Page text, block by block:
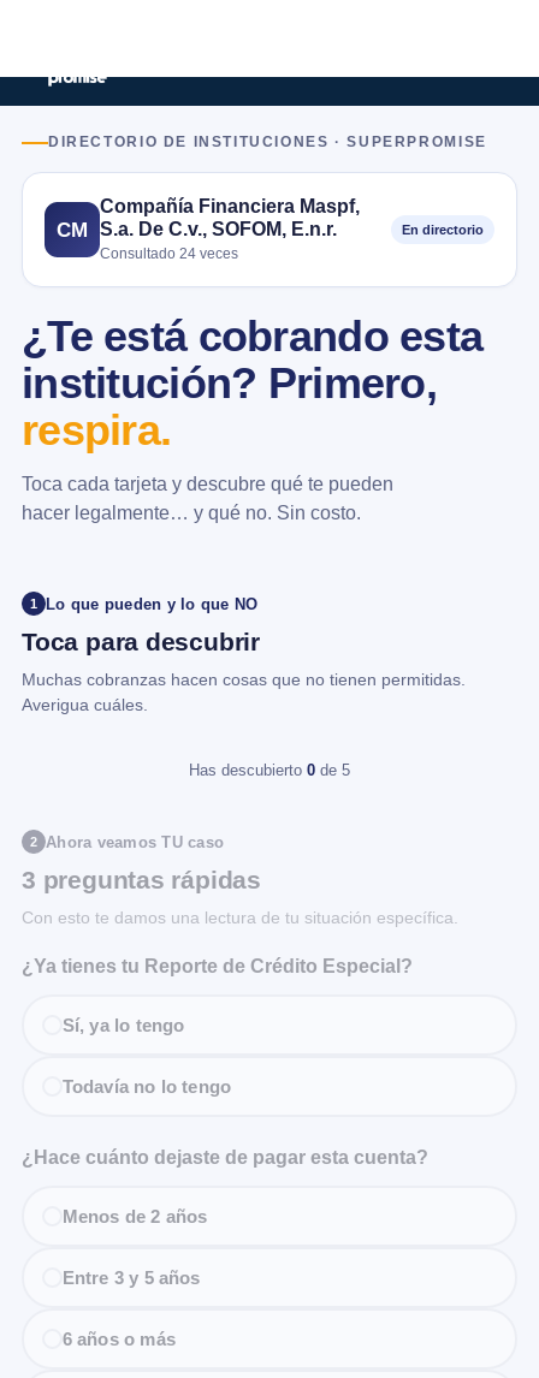
DIRECTORIO DE INSTITUCIONES · SUPERPROMISE
CM
Compañía Financiera Maspf,
S.a. De C.v., SOFOM, E.n.r.
Consultado 24 veces
En directorio
¿Te está cobrando esta
institución? Primero,
respira.
Toca cada tarjeta y descubre qué te pueden
hacer legalmente… y qué no. Sin costo.
1 Lo que pueden y lo que NO
Toca para descubrir
Muchas cobranzas hacen cosas que no tienen permitidas.
Averigua cuáles.
Has descubierto 0 de 5
2 Ahora veamos TU caso
3 preguntas rápidas
Con esto te damos una lectura de tu situación específica.
¿Ya tienes tu Reporte de Crédito Especial?
Sí, ya lo tengo
Todavía no lo tengo
¿Hace cuánto dejaste de pagar esta cuenta?
Menos de 2 años
Entre 3 y 5 años
6 años o más